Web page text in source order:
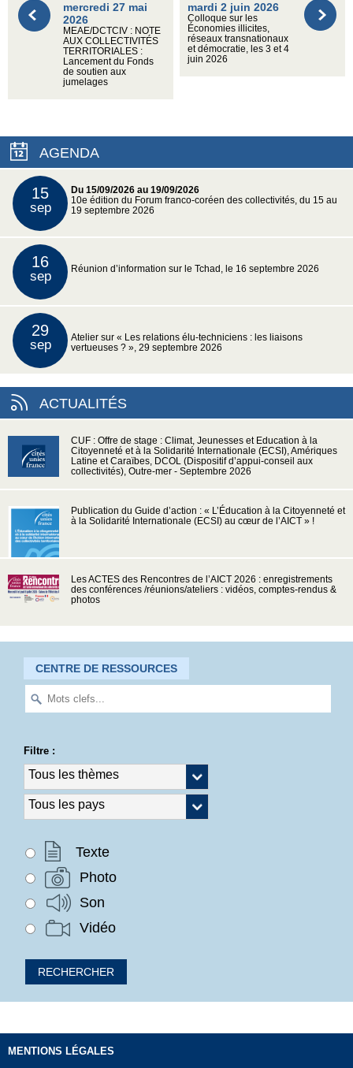
mercredi 27 mai
2026
MEAE/DCTCIV : NOTE
AUX COLLECTIVITÉS
TERRITORIALES :
Lancement du Fonds
de soutien aux
jumelages
mardi 2 juin 2026
Colloque sur les
Économies illicites,
réseaux transnationaux
et démocratie, les 3 et 4
juin 2026
AGENDA
15
sep
Du 15/09/2026 au 19/09/2026
10e édition du Forum franco-coréen des collectivités, du 15 au
19 septembre 2026
16
sep Réunion d’information sur le Tchad, le 16 septembre 2026
29
sep
Atelier sur « Les relations élu-techniciens : les liaisons
vertueuses ? », 29 septembre 2026
ACTUALITÉS
CUF : Offre de stage : Climat, Jeunesses et Education à la
Citoyenneté et à la Solidarité Internationale (ECSI), Amériques
Latine et Caraïbes, DCOL (Dispositif d’appui-conseil aux
collectivités), Outre-mer - Septembre 2026
Publication du Guide d’action : « L’Éducation à la Citoyenneté et
à la Solidarité Internationale (ECSI) au cœur de l’AICT » !
Les ACTES des Rencontres de l’AICT 2026 : enregistrements
des conférences /réunions/ateliers : vidéos, comptes-rendus &
photos
CENTRE DE RESSOURCES
Filtre :
Texte
Photo
Son
Vidéo
MENTIONS LÉGALES